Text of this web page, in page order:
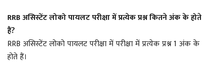
RRB असिस्टेंट लोको पायलट परीक्षा में प्रत्येक प्रश्न कितने अंक के होते
हैं?
RRB असिस्टेंट लोको पायलट परीक्षा में परीक्षा में प्रत्येक प्रश्न 1 अंक के
होते हैं।